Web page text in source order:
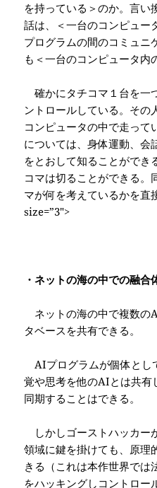
を持っている＞のか。言い
話は、＜一台のコンピュー
プログラムの間のコミュニ
も＜一台のコンピュータ内
確かにタチコマ１台を一
ントロールしている。その
コンピュータの中で走って
については、身体運動、会
をとおして知ることができ
コマは切ることができる。
マが何を考えているかを直
size=”3″>
・ネットの海の中での融合
ネットの海の中で複数の
タベースを共有できる。
AIプログラムが個体と
覚や思考を他のAIとは共有
同期することはできる。
しかしゴーストハッカー
領域に鍵を掛けても、原理
きる（これは本作世界では
をハッキングしコントロー